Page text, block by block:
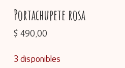
Portachupete rosa
$ 490,00
3 disponibles